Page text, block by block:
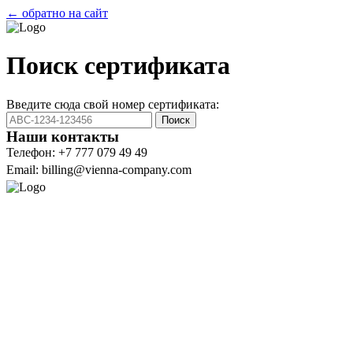
← обратно на сайт
Поиск сертификата
Введите сюда свой номер сертификата:
Поиск
Наши контакты
Телефон: +7 777 079 49 49
Email: billing@vienna-company.com